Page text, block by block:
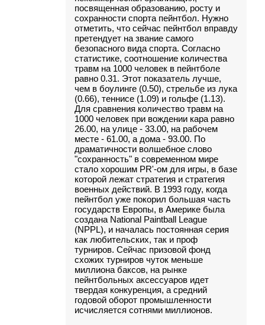
посвященная образованию, росту и
сохранности спорта пейнтбол. Нужно
отметить, что сейчас пейнтбол вправду
претендует на звание самого
безопасного вида спорта. Согласно
статистике, соотношение количества
травм на 1000 человек в пейнтболе
равно 0.31. Этот показатель лучше,
чем в боулинге (0.50), стрельбе из лука
(0.66), теннисе (1.09) и гольфе (1.13).
Для сравнения количество травм на
1000 человек при вождении кара равно
26.00, на улице - 33.00, на рабочем
месте - 61.00, а дома - 93.00. По
драматичности волшебное слово
"сохранность" в современном мире
стало хорошим PR'-ом для игры, в базе
которой лежат стратегия и стратегия
военных действий. В 1993 году, когда
пейнтбол уже покорил большая часть
государств Европы, в Америке была
создана National Paintball League
(NPPL), и началась постоянная серия
как любительских, так и проф
турниров. Сейчас призовой фонд
схожих турниров чуток меньше
миллиона баксов, на рынке
пейнтбольных аксессуаров идет
твердая конкуренция, а средний
годовой оборот промышленности
исчисляется сотнями миллионов.